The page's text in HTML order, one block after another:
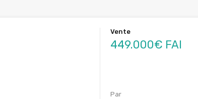
Vente
449.000€ FAI
Par